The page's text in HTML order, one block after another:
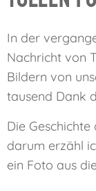
In der
Nachricht von
Bildern von
tausend Dank
Die
darum erzähl
ein Foto aus